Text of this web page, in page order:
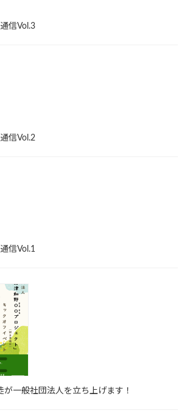
信Vol.3
信Vol.2
信Vol.1
が一般社団法人を立ち上げます！